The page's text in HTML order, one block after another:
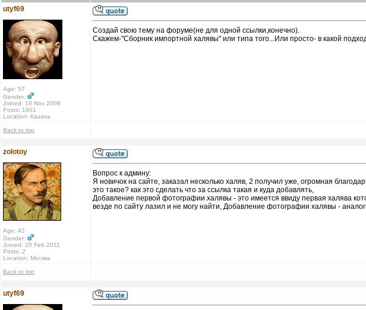
utyf69
Age: 57
Gender:
Joined: 19 Nov 2009
Posts: 1901
Location: Казань
Создай свою тему на форуме(не для одной ссылки,конечно).
Скажем-"Сборник импортной халявы" или типа того...Или просто- в какой
Back to top
zolotoy
Age: 42
Gender:
Joined: 20 Feb 2011
Posts: 2
Location: Москва
Вопрос к админу:
Я новичок на сайте, заказал несколько халяв, 2 получил уже, огромная
это такое? как это сделать что за ссылка такая и куда добавлять,
Добавление первой фотографии халявы - это имеется ввиду первая халява
везде по сайту лазил и не могу найти, Добавление фотографии халявы -
Back to top
utyf69